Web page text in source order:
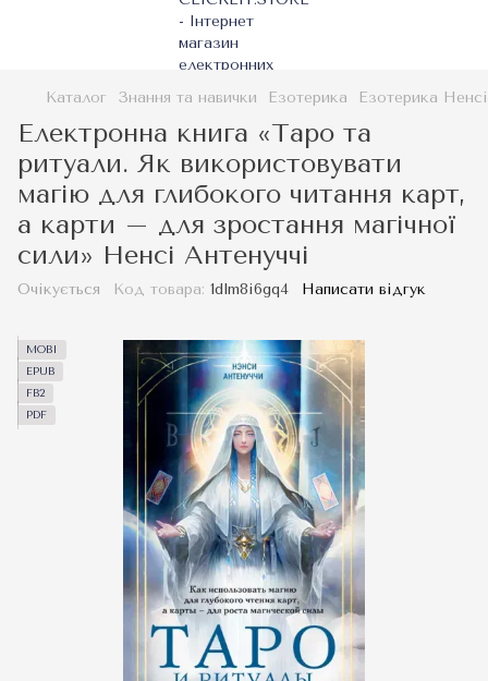
Каталог Знання та навички Езотерика Езотерика
Електронна книга «Таро та
ритуали. Як використовувати
магію для глибокого читання карт,
а карти – для зростання магічної
сили» Ненсі Антенуччі
Очікується Код товара: 1dlm8i6gq4 Написати відгук
MOBI
EPUB
FB2
PDF